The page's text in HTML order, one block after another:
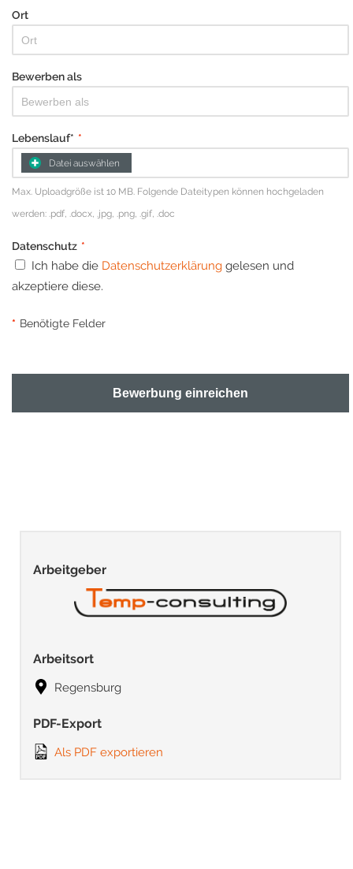
Ort
Bewerben als
Lebenslauf* *
Datei auswählen
Max. Uploadgröße ist 10 MB. Folgende Dateitypen können hochgeladen
werden: .pdf, .docx, .jpg, .png, .gif, .doc
Datenschutz *
Ich habe die Datenschutzerklärung gelesen und
akzeptiere diese.
* Benötigte Felder
Bewerbung einreichen
Arbeitgeber
Arbeitsort
Regensburg
PDF-Export
Als PDF exportieren